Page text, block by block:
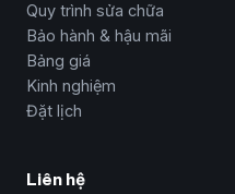
Quy trình sửa chữa
Bảo hành & hậu mãi
Bảng giá
Kinh nghiệm
Đặt lịch
Liên hệ